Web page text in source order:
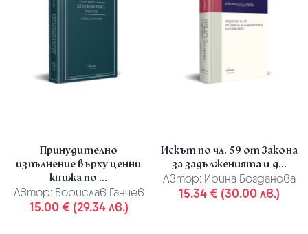
Принудително
изпълнение върху ценни
книжа по ...
Автор: Борислав Ганчев
15.00 € (29.34 лв.)
Искът по чл. 59 от Закона
за задълженията и д...
Автор: Ирина Богданова
15.34 € (30.00 лв.)